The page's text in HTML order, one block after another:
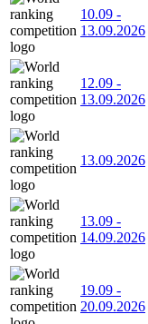
10.09 -
13.09.2026
12.09 -
13.09.2026
13.09.2026
13.09 -
14.09.2026
19.09 -
20.09.2026